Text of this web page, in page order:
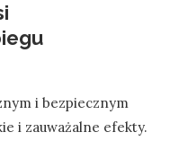
i bezpiecznym
i zauważalne efekty.